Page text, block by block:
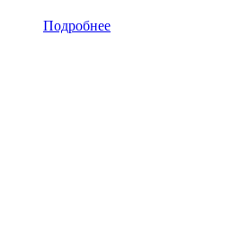
Подробнее